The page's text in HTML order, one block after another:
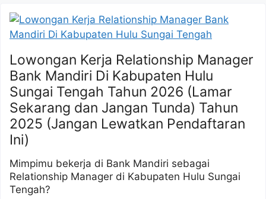
Lowongan Kerja Relationship Manager
Bank Mandiri Di Kabupaten Hulu
Sungai Tengah Tahun 2026 (Lamar
Sekarang dan Jangan Tunda) Tahun
2025 (Jangan Lewatkan Pendaftaran
Ini)
Mimpimu bekerja di Bank Mandiri sebagai
Relationship Manager di Kabupaten Hulu Sungai
Tengah?